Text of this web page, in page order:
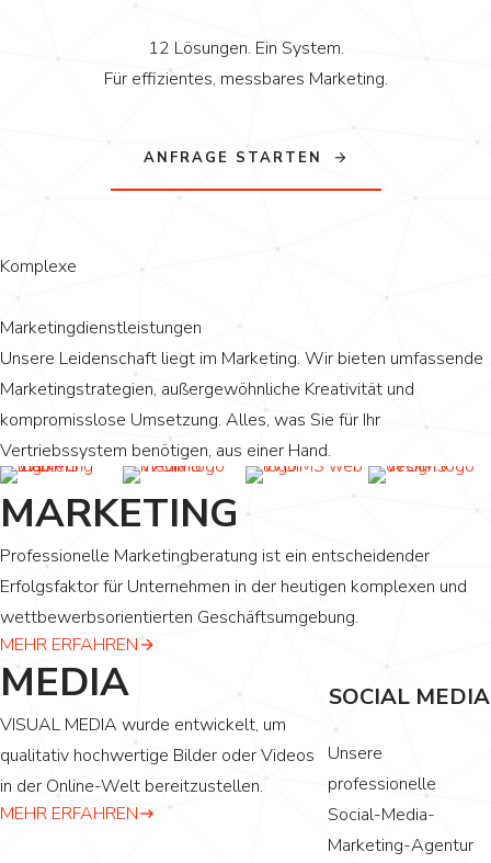
12 Lösungen. Ein System.
Für effizientes, messbares Marketing.
ANFRAGE STARTEN
Komplexe
Marketingdienstleistungen
Unsere Leidenschaft liegt im Marketing. Wir bieten umfassende
Marketingstrategien, außergewöhnliche Kreativität und
kompromisslose Umsetzung. Alles, was Sie für Ihr
Vertriebssystem benötigen, aus einer Hand.
MARKETING
Professionelle Marketingberatung ist ein entscheidender
Erfolgsfaktor für Unternehmen in der heutigen komplexen und
wettbewerbsorientierten Geschäftsumgebung.
MEHR ERFAHREN
MEDIA
VISUAL MEDIA wurde entwickelt, um
qualitativ hochwertige Bilder oder Videos
in der Online-Welt bereitzustellen.
MEHR ERFAHREN
SOCIAL MEDIA
Unsere
professionelle
Social-Media-
Marketing-Agentur